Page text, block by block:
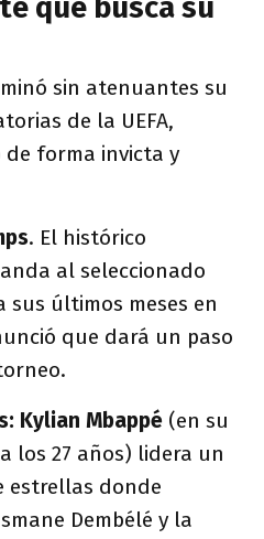
que busca su
sin atenuantes su
de la UEFA,
forma invicta y
. El histórico
al seleccionado
sus últimos meses en
que dará un paso
Kylian Mbappé (en su
los 27 años) lidera un
estrellas donde
Dembélé y la